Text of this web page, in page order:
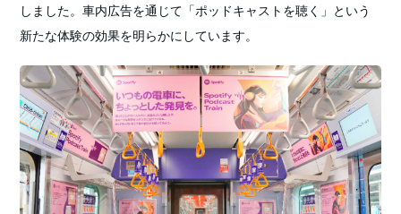
しました。車内広告を通じて「ポッドキャストを聴く」という
新たな体験の効果を明らかにしています。